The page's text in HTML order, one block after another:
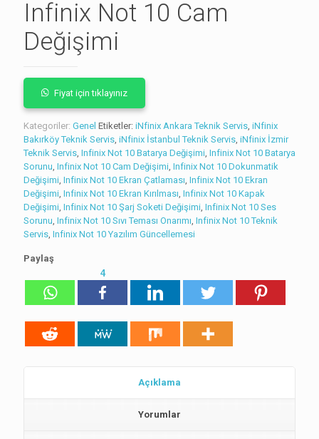
Infinix Not 10 Cam
Değişimi
Fiyat için tıklayınız
Kategoriler: Genel Etiketler: iNfinix Ankara Teknik Servis, iNfinix
Bakırköy Teknik Servis, iNfinix İstanbul Teknik Servis, iNfinix İzmir
Teknik Servis, Infinix Not 10 Batarya Değişimi, Infinix Not 10 Batarya
Sorunu, Infinix Not 10 Cam Değişimi, Infinix Not 10 Dokunmatik
Değişimi, Infinix Not 10 Ekran Çatlaması, Infinix Not 10 Ekran
Değişimi, Infinix Not 10 Ekran Kırılması, Infinix Not 10 Kapak
Değişimi, Infinix Not 10 Şarj Soketi Değişimi, Infinix Not 10 Ses
Sorunu, Infinix Not 10 Sıvı Teması Onarımı, Infinix Not 10 Teknik
Servis, Infinix Not 10 Yazılım Güncellemesi
Paylaş
4
Açıklama
Yorumlar